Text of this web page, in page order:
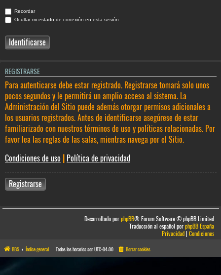
Recordar
Ocultar mi estado de conexión en esta sesión
REGISTRARSE
Para autenticarse debe estar registrado. Registrarse tomará solo unos
pocos segundos y le permitirá un amplio acceso al sistema. La
Administración del Sitio puede además otorgar permisos adicionales a
los usuarios registrados. Antes de identificarse asegúrese de estar
familiarizado con nuestros términos de uso y políticas relacionadas. Por
favor lea las reglas de las salas, mientras navega por el Sitio.
Condiciones de uso
Política de privacidad
Registrarse
Desarrollado porphpBB® Forum Software © phpBB Limited
Traducción al español porphpBB España
Privacidad|Condiciones
BBS Índice general Todos los horarios sonUTC-04:00 Borrar cookies